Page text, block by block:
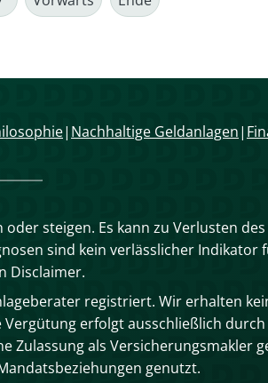
Nachhaltige Geldanlagen
steigen. Es kann zu Verlusten
sind kein verlässlicher Indikator
Disclaimer.
registriert. Wir erhalten
erfolgt ausschließlich
Zulassung als Versicherungsmakler
genutzt.